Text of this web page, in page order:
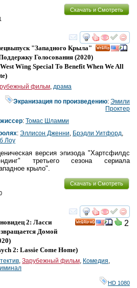
Скачать и Смотреть
смотреть
"Западного Крыла"
Голосования (2020)
Wing Special To Benefit When We All
)
фильм, драма
Экранизация по произведению:Эмили
Проктер
: Томас Шламми
: Эллисон Дженни, Брэдли Уитфорд,
Лоу
версия эпизода "Хартсфилдс
третьего сезона сериала
крыло".
Скачать и Смотреть
смотреть
2
2: Ласси
Домой
2: Lassie Come Home)
, Зарубежный фильм, Комедия,
HD 1080